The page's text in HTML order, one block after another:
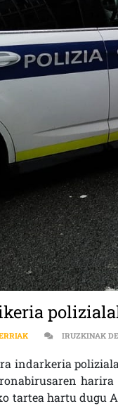
IRUZKINAK
indarkeria
tartea hartu dugu